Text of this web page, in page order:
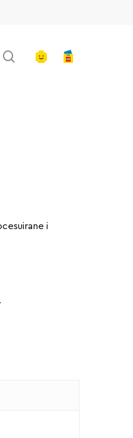
searchaccount
i